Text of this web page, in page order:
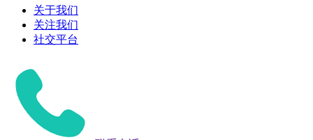
关于我们
关注我们
社交平台